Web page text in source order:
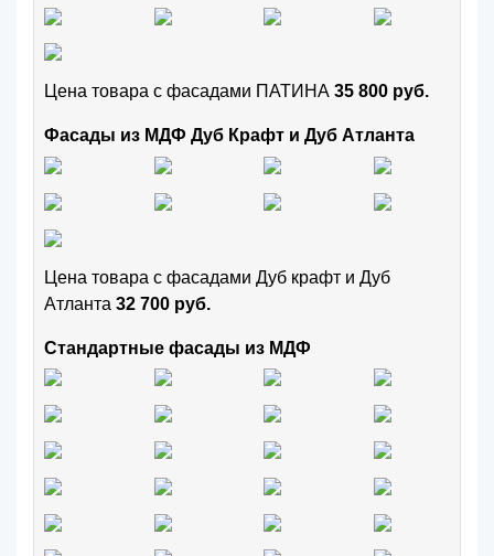
Цена товара с фасадами ПАТИНА 35 800 руб.
Фасады из МДФ Дуб Крафт и Дуб Атланта
Цена товара с фасадами Дуб крафт и Дуб
Атланта 32 700 руб.
Стандартные фасады из МДФ